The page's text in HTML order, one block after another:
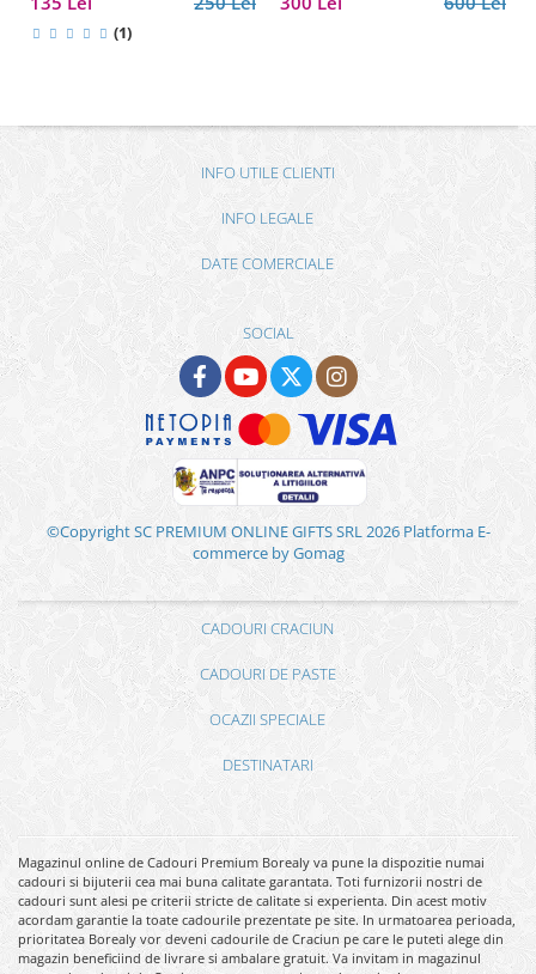
(1)
INFO UTILE CLIENTI
INFO LEGALE
DATE COMERCIALE
SOCIAL
©Copyright SC PREMIUM ONLINE GIFTS SRL 2026 Platforma E-
commerce by Gomag
CADOURI CRACIUN
CADOURI DE PASTE
OCAZII SPECIALE
DESTINATARI
Magazinul online de Cadouri Premium Borealy va pune la dispozitie numai
cadouri si bijuterii cea mai buna calitate garantata. Toti furnizorii nostri de
cadouri sunt alesi pe criterii stricte de calitate si experienta. Din acest motiv
acordam garantie la toate cadourile prezentate pe site. In urmatoarea perioada,
prioritatea Borealy vor deveni cadourile de Craciun pe care le puteti alege din
magazin beneficiind de livrare si ambalare gratuit. Va invitam in magazinul